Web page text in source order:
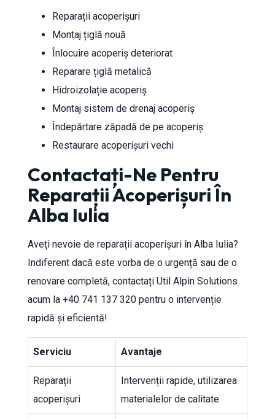
Reparații acoperișuri
Montaj țiglă nouă
Înlocuire acoperiș deteriorat
Reparare țiglă metalică
Hidroizolație acoperiș
Montaj sistem de drenaj acoperiș
Îndepărtare zăpadă de pe acoperiș
Restaurare acoperișuri vechi
Contactați-Ne Pentru
Reparații Acoperișuri În
Alba Iulia
Aveți nevoie de reparații acoperișuri în Alba Iulia?
Indiferent dacă este vorba de o urgență sau de o
renovare completă, contactați Util Alpin Solutions
acum la +40 741 137 320 pentru o intervenție
rapidă și eficientă!
Serviciu Avantaje
Reparații
acoperișuri
Intervenții rapide, utilizarea
materialelor de calitate